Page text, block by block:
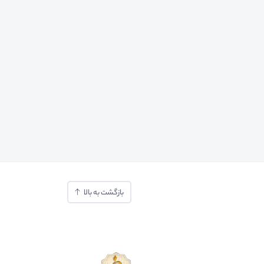
بازگشت به بالا